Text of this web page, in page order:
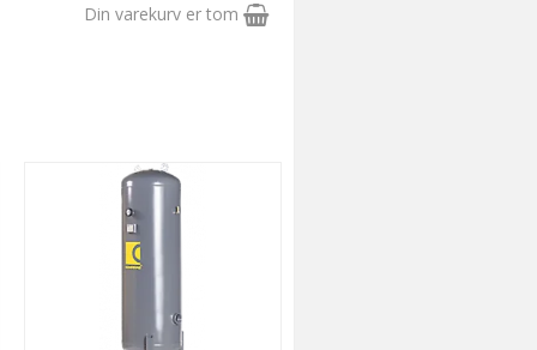
Din varekurv er tom